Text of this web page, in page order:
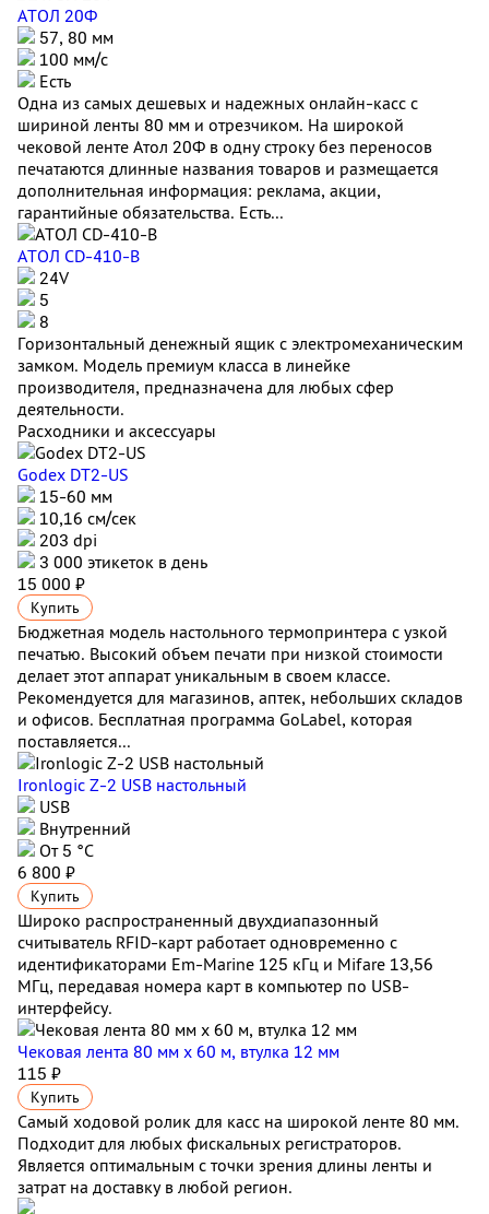
АТОЛ 20Ф
57, 80 мм
100 мм/c
Есть
Одна из самых дешевых и надежных онлайн-касс с
шириной ленты 80 мм и отрезчиком. На широкой
чековой ленте Атол 20Ф в одну строку без переносов
печатаются длинные названия товаров и размещается
дополнительная информация: реклама, акции,
гарантийные обязательства. Есть...
АТОЛ CD-410-В
24V
5
8
Горизонтальный денежный ящик с электромеханическим
замком. Модель премиум класса в линейке
производителя, предназначена для любых сфер
деятельности.
Расходники и аксессуары
Godex DT2-US
15-60 мм
10,16 см/сек
203 dpi
3 000 этикеток в день
15 000 ₽
Купить
Бюджетная модель настольного термопринтера с узкой
печатью. Высокий объем печати при низкой стоимости
делает этот аппарат уникальным в своем классе.
Рекомендуется для магазинов, аптек, небольших складов
и офисов. Бесплатная программа GoLabel, которая
поставляется...
Ironlogic Z-2 USB настольный
USB
Внутренний
От 5 °С
6 800 ₽
Купить
Широко распространенный двухдиапазонный
считыватель RFID-карт работает одновременно с
идентификаторами Em-Marine 125 кГц и Mifare 13,56
МГц, передавая номера карт в компьютер по USB-
интерфейсу.
Чековая лента 80 мм x 60 м, втулка 12 мм
115 ₽
Купить
Самый ходовой ролик для касс на широкой ленте 80 мм.
Подходит для любых фискальных регистраторов.
Является оптимальным с точки зрения длины ленты и
затрат на доставку в любой регион.